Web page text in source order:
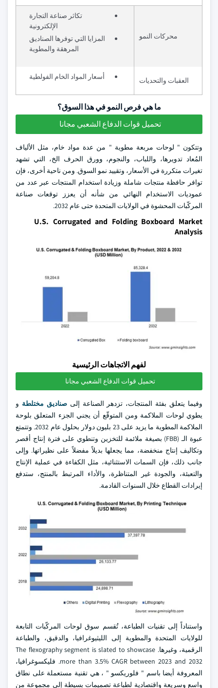
محركات النمو
تكاثر صناعة التجارة
الإلكترونية
المزايا التي توفرها الصناديق
المرهقة والمطوية
العقبات والتحديات أسعار المواد الخام الفولطية
ما هي فرص النمو في هذا السوق؟
تحميل قوات الدفاع الشعبي مجانا
وتتكون " لوحات مربعة مطوية " من عدة مواد خام، مثل الألياف
المُعاد تدويرها، واللباب، والنجوم، وورق الحرف الخ، التي تشهد
تغيرات متكررة في الأسعار، وتقييد نمو السوق. ومن ناحية أخرى، فإن
توافر حافظة منتجات شاملة وزيادة استخدام المنتجات عبر عدد من
عموديات الاستخدام النهائي من شأنه أن يعزز توقعات صناعة
المركّبات المحشوة في الولايات المتحدة حتى عام 2032.
U.S. Corrugated and Folding Boxboard Market
Analysis
لفهم الاتجاهات الرئيسية
تحميل قوات الدفاع الشعبي مجانا
وفيما يتعلق بفئة المنتجات، تزدهر الصناعة إلىصناديق مختلطة و
يطوي لوحات الملاكمة ومن المتوقّع أن يجني الجزء المتعلق بلوحة
الملاكمة المطوية ما يزيد على 23 بليون دولار بحلول عام 2032. وتتمتع
عبوة الـ (FBB) بصيغة ملائمة للتخزين وتنطوي على فترة إنتاج أقصر
وتكاليف إنتاج منخفضة، مما يجعلها بديلاً مفضلاً على نظيراتها. وإلى
جانب ذلك، فإن السمات الاستثنائية، مثل الكفاءة في عملية الإنتاج
والتعبئة، والجودة غير المتناظرة، والأداء المرتبط بالمنتج، ستدفع
إيرادات القطاع خلال السنوات القادمة.
واستناداً إلى تقنيات الطباعة، تُقسم سوق لوحات المركّبات التابعة
للولايات المتحدة والمطوية إلى الليثيوغرافيا، والدقيق، والطباعة
الرقمية، وغيرها. The flexography segment is slated to showcase
more than 3.5% CAGR between 2023 and 2032. فليكسوغرافيا،
المعروفة أيضا باسم " فلوريكسو " ، هي تقنية مستعملة على نطاق
واسع وسريعة واقتصادية لطباعة تصميمات بسيطة إلى مجموعة من